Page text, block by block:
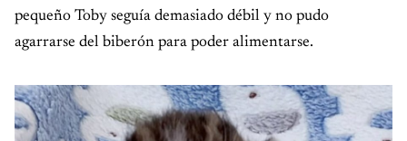
pequeño Toby seguía demasiado débil y no pudo
agarrarse del biberón para poder alimentarse.